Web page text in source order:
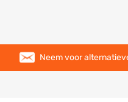
Neem voor